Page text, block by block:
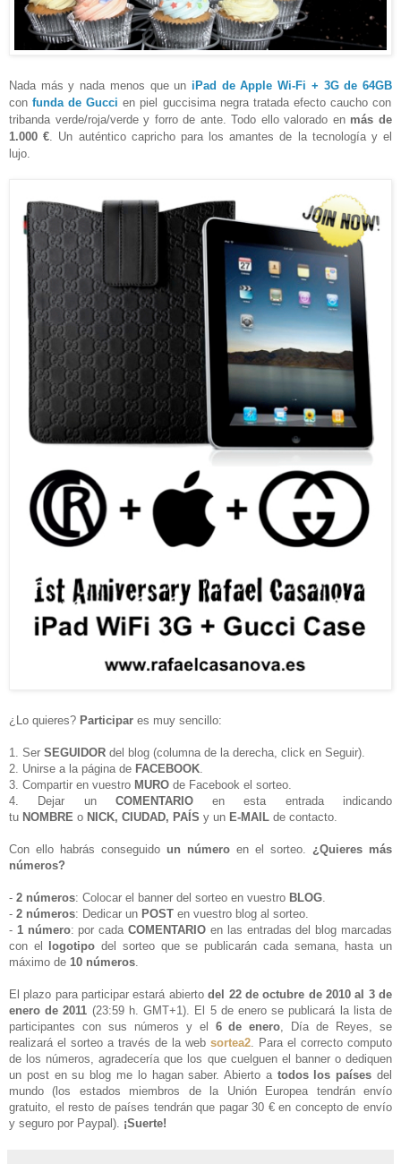
Nada más y nada menos que un iPad de Apple Wi-Fi + 3G de 64GB
confunda de Gucci en piel guccisima negra tratada efecto caucho con
tribanda verde/roja/verde y forro de ante. Todo ello valorado en más de
1.000 € . Un auténtico capricho para los amantes de la tecnología y el
lujo.
¿Lo quieres? Participar es muy sencillo:
1. Ser SEGUIDOR del blog (columna de la derecha, click en Seguir).
2. Unirse a la página de FACEBOOK
3. Compartir en vuestro MURO de Facebook el sorteo.
4. Dejar un COMENTARIOen esta entrada indicando
tu NOMBRE o NICK, CIUDAD, PAÍS y un E-MAIL de contacto.
Con ello habrás conseguido un número en el sorteo. ¿Quieres más
números?
- 2 números: Colocar el banner del sorteo en vuestro BLOG
- 2 números: Dedicar un POST en vuestro blog al sorteo
- 1 número: por cadaCOMENTARIO en las entradas del blog marcadas
con el logotipo del sorteo que se publicarán cada semana, hasta un
máximo de 10 números
El plazo para participar estará abiertodel 22 de octubre de 2010 al 3 de
enero de 2011 (23:59 h. GMT+1) . El 5 de enero se publicará la lista de
participantes con sus números y el 6 de enero , Día de Reyes, se
realizará el sorteo a través de la web sortea2 . Para el correcto computo
de los números, agradecería que los que cuelguen el banner o dediquen
un post en su blog me lo hagan saber. Abierto a todos los países del
mundo (los estados miembros de la Unión Europea tendrán envío
gratuito, el resto de países tendrán que pagar 30 € en concepto de envío
y seguro por Paypal). ¡Suerte!